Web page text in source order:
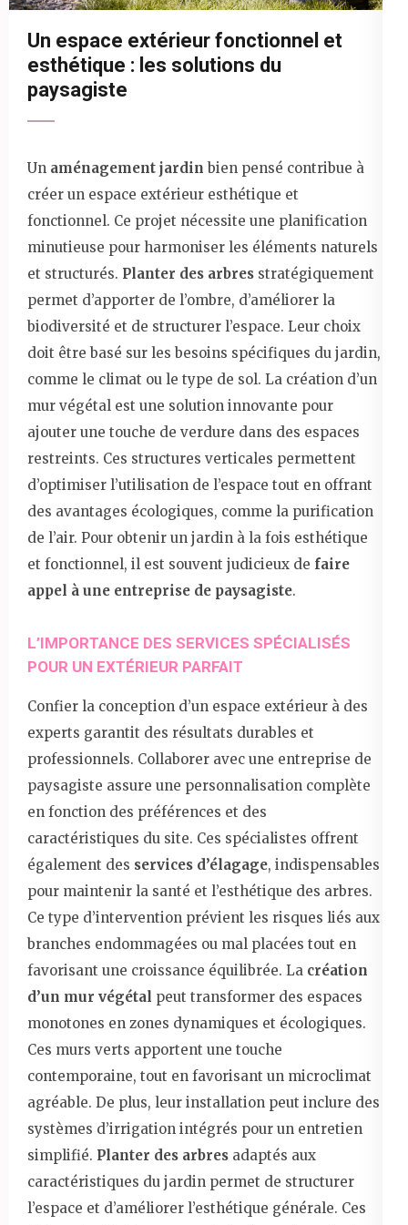
Un espace extérieur fonctionnel et
esthétique : les solutions du
paysagiste
Un aménagement jardin bien pensé contribue à
créer un espace extérieur esthétique et
fonctionnel. Ce projet nécessite une planification
minutieuse pour harmoniser les éléments naturels
et structurés. Planter des arbres stratégiquement
permet d’apporter de l’ombre, d’améliorer la
biodiversité et de structurer l’espace. Leur choix
doit être basé sur les besoins spécifiques du jardin,
comme le climat ou le type de sol. La création d’un
mur végétal est une solution innovante pour
ajouter une touche de verdure dans des espaces
restreints. Ces structures verticales permettent
d’optimiser l’utilisation de l’espace tout en offrant
des avantages écologiques, comme la purification
de l’air. Pour obtenir un jardin à la fois esthétique
et fonctionnel, il est souvent judicieux de faire
appel à une entreprise de paysagiste.
L’IMPORTANCE DES SERVICES SPÉCIALISÉS
POUR UN EXTÉRIEUR PARFAIT
Confier la conception d’un espace extérieur à des
experts garantit des résultats durables et
professionnels. Collaborer avec une entreprise de
paysagiste assure une personnalisation complète
en fonction des préférences et des
caractéristiques du site. Ces spécialistes offrent
également des services d’élagage, indispensables
pour maintenir la santé et l’esthétique des arbres.
Ce type d’intervention prévient les risques liés aux
branches endommagées ou mal placées tout en
favorisant une croissance équilibrée. La création
d’un mur végétal peut transformer des espaces
monotones en zones dynamiques et écologiques.
Ces murs verts apportent une touche
contemporaine, tout en favorisant un microclimat
agréable. De plus, leur installation peut inclure des
systèmes d’irrigation intégrés pour un entretien
simplifié. Planter des arbres adaptés aux
caractéristiques du jardin permet de structurer
l’espace et d’améliorer l’esthétique générale. Ces